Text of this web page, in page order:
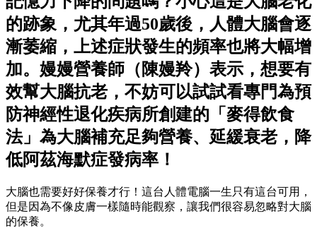
的跡象，尤其年過50歲後，人體大腦會逐
漸萎縮，上述症狀發生的頻率也將大幅增
加。嫚嫚營養師（陳嫚羚）表示，想要有
效幫大腦抗老，不妨可以試試看專門為預
防神經性退化疾病所創建的「麥得飲食
法」為大腦補充足夠營養、延緩衰老，降
低阿茲海默症發病率！
大腦也需要好好保養才行！這台人體電腦一生只有這台可用，
但是因為不像皮膚一樣隨時能觀察，讓我們很容易忽略對大腦
的保養。